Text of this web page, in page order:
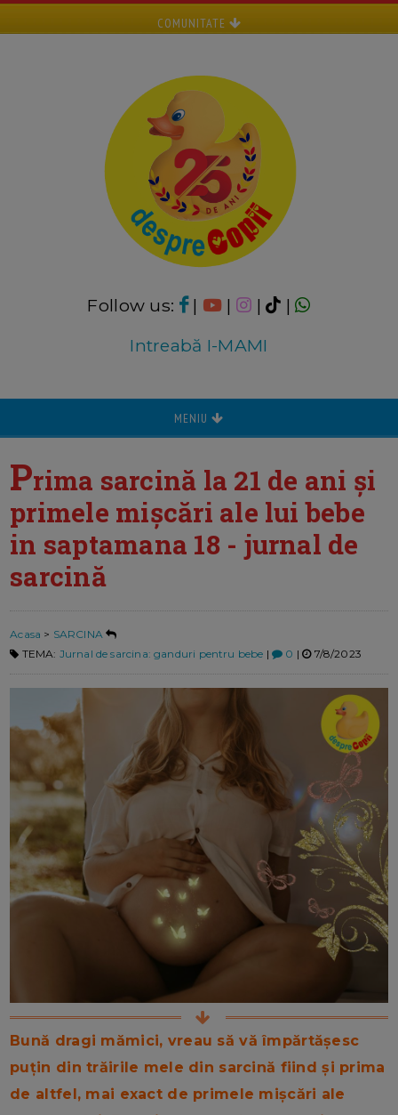
COMUNITATE
Follow us: | | |
|
Intreabă I-MAMI
MENIU
Prima sarcină la 21 de ani și
primele mișcări ale lui bebe
in saptamana 18 - jurnal de
sarcină
Acasa > SARCINA
TEMA: Jurnal de sarcina: ganduri pentru bebe | 0 | 7/8/2023
Bună dragi mămici, vreau să vă împărtășesc
puțin din trăirile mele din sarcină fiind și prima
de altfel, mai exact de primele mișcări ale